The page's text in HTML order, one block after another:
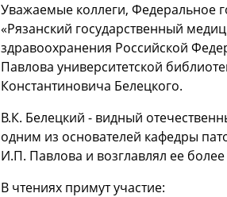
Уважаемые коллеги, Федеральное
«Рязанский государственный
здравоохранения Российской
Павлова университетской
Константиновича Белецкого.
В.К. Белецкий - видный
одним из основателей кафедры
И.П. Павлова и возглавлял ее более
В чтениях примут участие: